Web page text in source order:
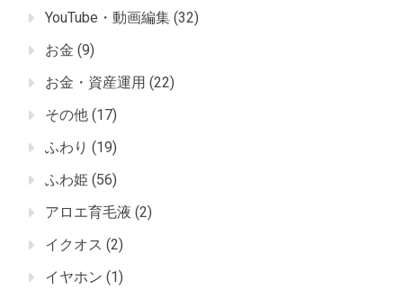
YouTube・動画編集 (32)
お金 (9)
お金・資産運用 (22)
その他 (17)
ふわり (19)
ふわ姫 (56)
アロエ育毛液 (2)
イクオス (2)
イヤホン (1)